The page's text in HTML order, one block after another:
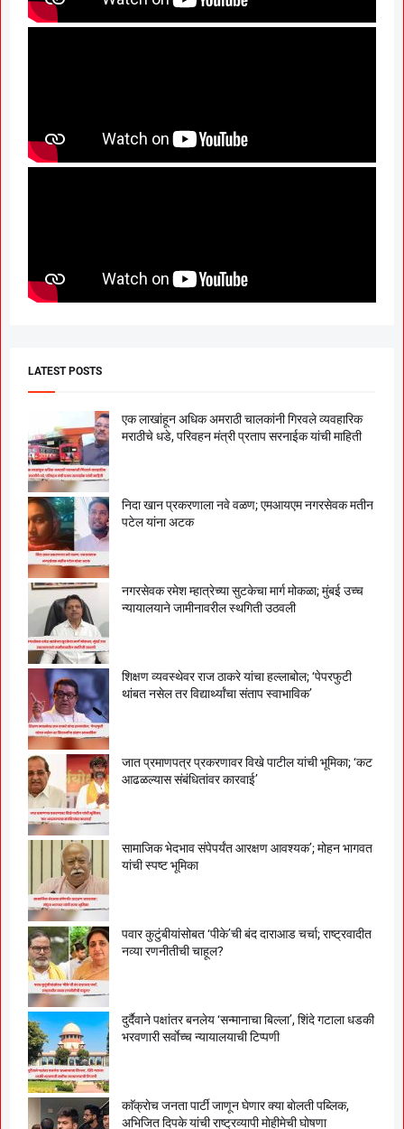
LATEST POSTS
एक लाखांहून अधिक अमराठी चालकांनी गिरवले व्यवहारिक
मराठीचे धडे, परिवहन मंत्री प्रताप सरनाईक यांची माहिती
निदा खान प्रकरणाला नवे वळण; एमआयएम नगरसेवक मतीन
पटेल यांना अटक
नगरसेवक रमेश म्हात्रेच्या सुटकेचा मार्ग मोकळा; मुंबई उच्च
न्यायालयाने जामीनावरील स्थगिती उठवली
शिक्षण व्यवस्थेवर राज ठाकरे यांचा हल्लाबोल; ‘पेपरफुटी
थांबत नसेल तर विद्यार्थ्यांचा संताप स्वाभाविक’
जात प्रमाणपत्र प्रकरणावर विखे पाटील यांची भूमिका; ‘कट
आढळल्यास संबंधितांवर कारवाई’
सामाजिक भेदभाव संपेपर्यंत आरक्षण आवश्यक’; मोहन भागवत
यांची स्पष्ट भूमिका
पवार कुटुंबीयांसोबत ‘पीके’ची बंद दाराआड चर्चा; राष्ट्रवादीत
नव्या रणनीतीची चाहूल?
दुर्दैवाने पक्षांतर बनलेय ‘सन्मानाचा बिल्ला’, शिंदे गटाला धडकी
भरवणारी सर्वाेच्च न्यायालयाची टिप्पणी
काॅक्राेच जनता पार्टी जाणून घेणार क्या बाेलती पब्लिक,
अभिजित दिपके यांची राष्ट्रव्यापी माेहीमेची घाेषणा